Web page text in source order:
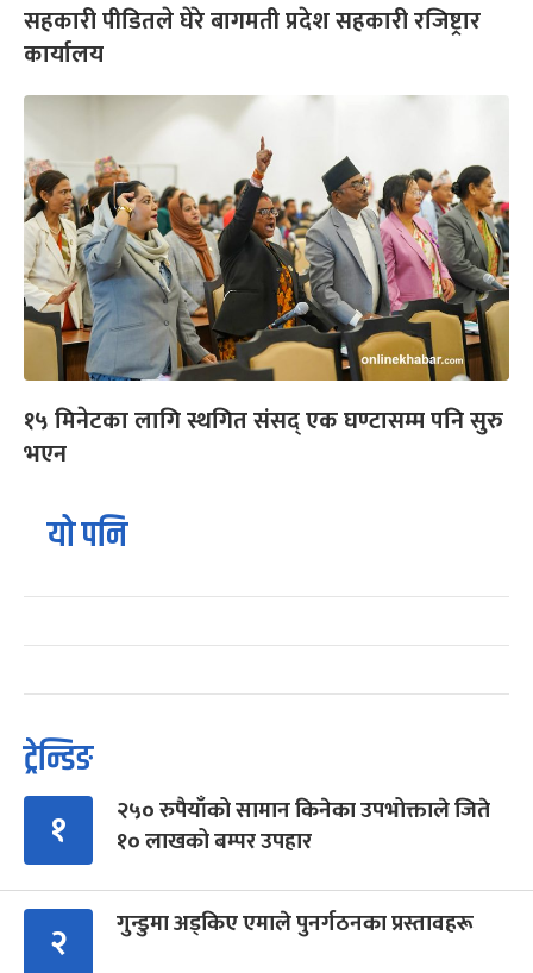
सहकारी पीडितले घेरे बागमती प्रदेश सहकारी रजिष्ट्रार
कार्यालय
१५ मिनेटका लागि स्थगित संसद् एक घण्टासम्म पनि सुरु
भएन
यो पनि
ट्रेन्डिङ
१
२५० रुपैयाँको सामान किनेका उपभोक्ताले जिते
१० लाखको बम्पर उपहार
२ गुन्डुमा अड्किए एमाले पुनर्गठनका प्रस्तावहरू